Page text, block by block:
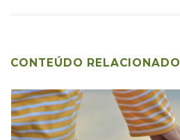
CONTEÚDO RELACIONADO